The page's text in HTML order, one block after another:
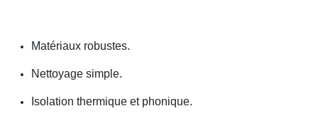
Matériaux robustes.
Nettoyage simple.
Isolation thermique et phonique.